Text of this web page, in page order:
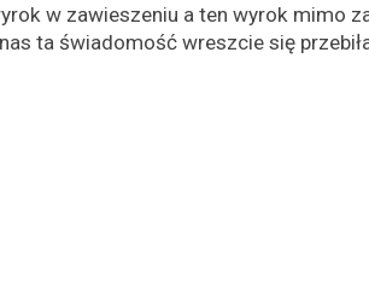
w zawieszeniu a ten wyrok mimo
ta świadomość wreszcie się